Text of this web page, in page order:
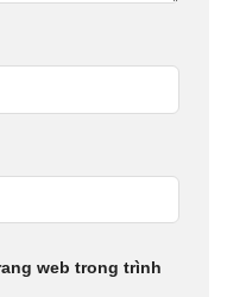
web trong trình